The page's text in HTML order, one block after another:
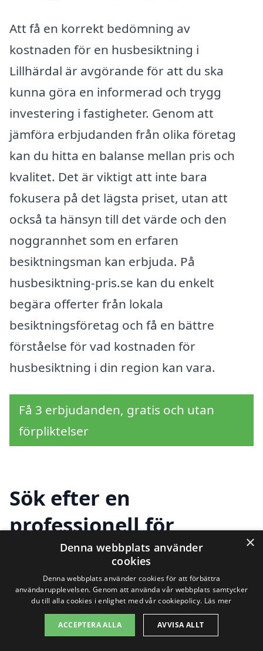
Att få en korrekt bedömning av
kostnaden för en husbesiktning i
Lillhärdal är avgörande för att du ska
kunna göra en informerad och trygg
investering i fastigheter. Genom att
jämföra erbjudanden från olika företag
kan du hitta en balanse mellan pris och
kvalitet. Det är viktigt att inte bara
fokusera på det lägsta priset, utan att
också ta hänsyn till det värde och den
noggrannhet som en erfaren
besiktningsman kan erbjuda. På
husbesiktning-pris.se kan du enkelt
begära offerter från lokala
besiktningsföretag och få en bättre
förståelse för vad kostnaden för
husbesiktning i din region kan vara.
Få 3 erbjudanden, gratis och utan
förpliktelser
Sök efter en
professionell för
husbesiktning i andra
städer nära Lillhärdal
Att hitta rätt hjälp för husbesiktning i
×
Denna webbplats använder
cookies
Denna webbplats använder cookies för att förbättra
användarupplevelsen. Genom att använda vår webbplats samtycker
du till alla cookies i enlighet med vår cookiepolicy. Läs mer
ACCEPTERA ALLA AVVISA ALLT